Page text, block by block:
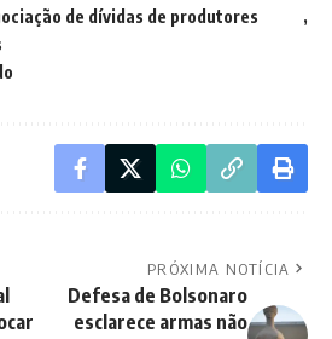
de dívidas de produtores
PRÓXIMA NOTÍCIA
Defesa de Bolsonaro
esclarece armas não